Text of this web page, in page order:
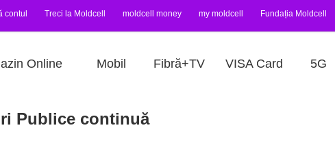
contul Treci la Moldcell moldcell money my moldcell Fundația Moldcell
Online Mobil Fibră+TV VISA Card 5G
Publice continuă